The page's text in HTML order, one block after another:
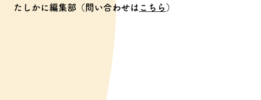
たしかに編集部（問い合わせは こちら ）